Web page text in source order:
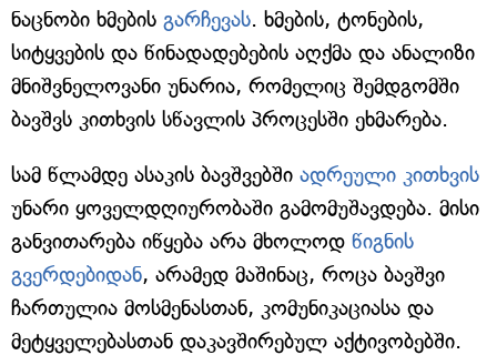
ნაცნობი ხმების გარჩევას. ხმების, ტონების,
სიტყვების და წინადადებების აღქმა და ანალიზი
მნიშვნელოვანი უნარია, რომელიც შემდგომში
ბავშვს კითხვის სწავლის პროცესში ეხმარება.
სამ წლამდე ასაკის ბავშვებში ადრეული კითხვის
უნარი ყოველდღიურობაში გამომუშავდება. მისი
განვითარება იწყება არა მხოლოდ წიგნის
გვერდებიდან, არამედ მაშინაც, როცა ბავშვი
ჩართულია მოსმენასთან, კომუნიკაციასა და
მეტყველებასთან დაკავშირებულ აქტივობებში.